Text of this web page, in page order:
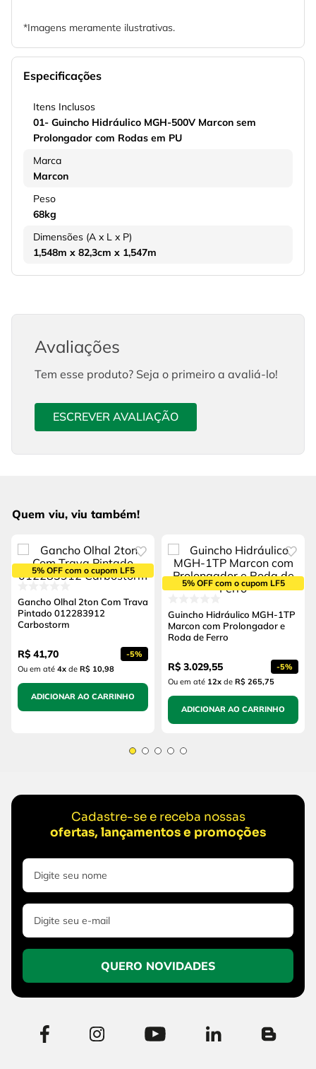
*Imagens meramente ilustrativas.
Especificações
Itens Inclusos
01- Guincho Hidráulico MGH-500V Marcon sem
Prolongador com Rodas em PU
Marca
Marcon
Peso
68kg
Dimensões (A x L x P)
1,548m x 82,3cm x 1,547m
Avaliações
Tem esse produto? Seja o primeiro a avaliá-lo!
ESCREVER AVALIAÇÃO
Quem viu, viu também!
5% OFF com o cupom LF5
Gancho Olhal 2ton Com Trava
Pintado 012283912
Carbostorm
R$ 41,70 -5%
Ou em até 4x de R$ 10,98
ADICIONAR AO CARRINHO
5% OFF com o cupom LF5
Guincho Hidráulico MGH-1TP
Marcon com Prolongador e
Roda de Ferro
R$ 3.029,55 -5%
Ou em até 12x de R$ 265,75
ADICIONAR AO CARRINHO
Cadastre-se e receba nossas
ofertas, lançamentos e promoções
QUERO NOVIDADES